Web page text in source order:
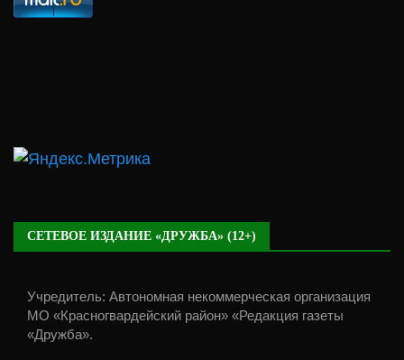
СЕТЕВОЕ ИЗДАНИЕ «ДРУЖБА» (12+)
Учредитель: Автономная некоммерческая организация
МО «Красногвардейский район» «Редакция газеты
«Дружба».